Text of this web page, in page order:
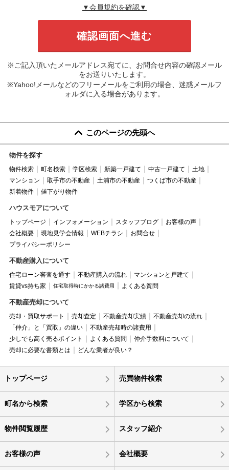
▼会員規約を確認▼
※ご記入頂いたメールアドレス宛てに、お問合せ内容の確認メール
をお送りいたします。
※Yahoo!メールなどのフリーメールをご利用の場合、迷惑メールフ
ォルダに入る場合があります。
このページの先頭へ
物件を探す
物件検索 町名検索 学区検索 新築一戸建て 中古一戸建て
土地
マンション
取手市の不動産 土浦市の不動産
つくば市の不動産
新着物件
値下がり物件
ハウスモアについて
トップページ インフォメーション スタッフブログ
お客様の声
会社概要
現地見学会情報 WEBチラシ
お問合せ
プライバシーポリシー
不動産購入について
住宅ローン審査を通す 不動産購入の流れ
マンションと戸建て
賃貸vs持ち家
住宅取得時にかかる諸費用 よくある質問
不動産売却について
売却・買取サポート 売却査定 不動産売却実績
不動産売却の流れ
「仲介」と「買取」の違い
不動産売却時の諸費用
少しでも高く売るポイント
よくある質問
仲介手数料について
売却に必要な書類とは
どんな業者が良い？
トップページ 売買物件検索
町名から検索 学区から検索
物件閲覧履歴 スタッフ紹介
お客様の声 会社概要